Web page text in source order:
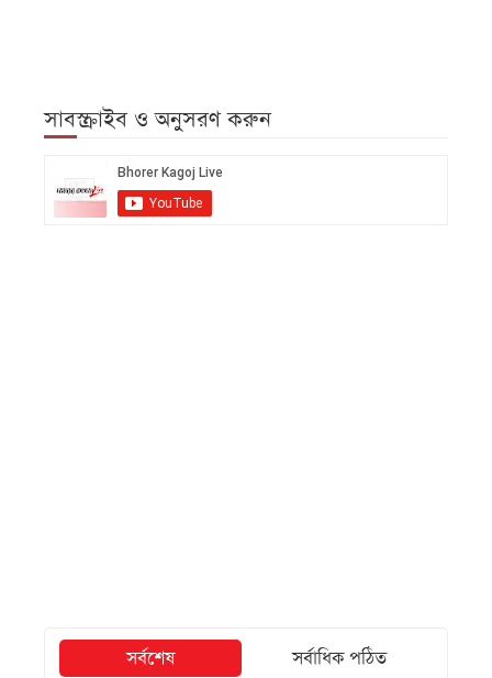
সাবস্ক্রাইব ও অনুসরণ করুন
সর্বশেষ
সর্বাধিক পঠিত